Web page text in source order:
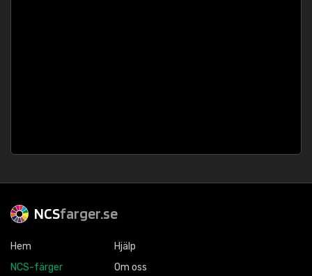
NCSfarger.se
Hem
NCS-färger
Hjälp
Om oss